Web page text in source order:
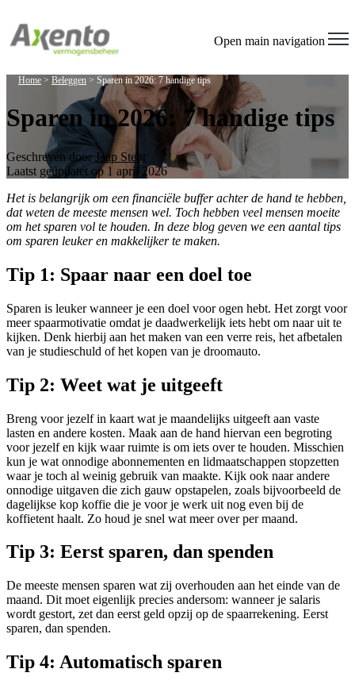
Open main navigation
Home > Beleggen > Sparen in 2026: 7 handige tips
Sparen in 2026: 7 handige tips
Geschreven door Jaap Steur
Laatst geüpdatet op 1 april 2026
Het is belangrijk om een financiële buffer achter de hand te hebben,
dat weten de meeste mensen wel. Toch hebben veel mensen moeite
om het sparen vol te houden. In deze blog geven we een aantal tips
om sparen leuker en makkelijker te maken.
Tip 1: Spaar naar een doel toe
Sparen is leuker wanneer je een doel voor ogen hebt. Het zorgt voor
meer spaarmotivatie omdat je daadwerkelijk iets hebt om naar uit te
kijken. Denk hierbij aan het maken van een verre reis, het afbetalen
van je studieschuld of het kopen van je droomauto.
Tip 2: Weet wat je uitgeeft
Breng voor jezelf in kaart wat je maandelijks uitgeeft aan vaste
lasten en andere kosten. Maak aan de hand hiervan een begroting
voor jezelf en kijk waar ruimte is om iets over te houden. Misschien
kun je wat onnodige abonnementen en lidmaatschappen stopzetten
waar je toch al weinig gebruik van maakte. Kijk ook naar andere
onnodige uitgaven die zich gauw opstapelen, zoals bijvoorbeeld de
dagelijkse kop koffie die je voor je werk uit nog even bij de
koffietent haalt. Zo houd je snel wat meer over per maand.
Tip 3: Eerst sparen, dan spenden
De meeste mensen sparen wat zij overhouden aan het einde van de
maand. Dit moet eigenlijk precies andersom: wanneer je salaris
wordt gestort, zet dan eerst geld opzij op de spaarrekening. Eerst
sparen, dan spenden.
Tip 4: Automatisch sparen